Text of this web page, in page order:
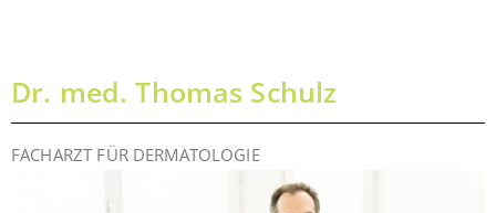
Dr. med. Thomas Schulz
FACHARZT FÜR DERMATOLOGIE